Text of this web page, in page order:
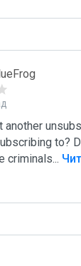
another
to?
criminals...